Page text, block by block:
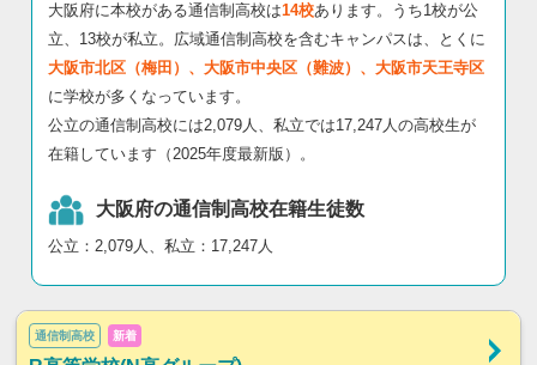
大阪府に本校がある通信制高校は14校あります。うち1校が公
立、13校が私立。広域通信制高校を含むキャンパスは、とくに
大阪市北区（梅田）、大阪市中央区（難波）、大阪市天王寺区
に学校が多くなっています。
公立の通信制高校には2,079人、私立では17,247人の高校生が
在籍しています（2025年度最新版）。
大阪府の通信制高校在籍生徒数
公立：2,079人、私立：17,247人
通信制高校 新着